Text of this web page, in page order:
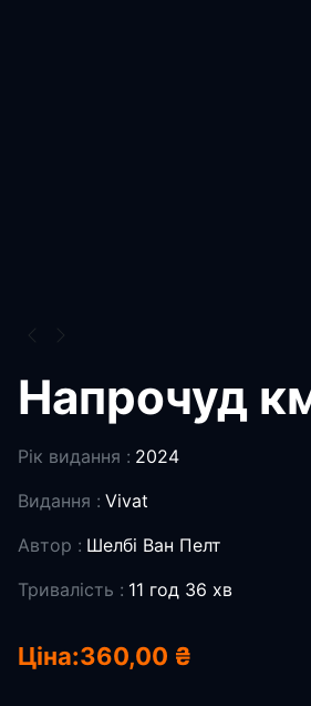
Напрочуд
Рік видання : 2024
Видання : Vivat
Автор : Шелбі Ван Пелт
Тривалість : 11 год 36 хв
Ціна:360,00 ₴